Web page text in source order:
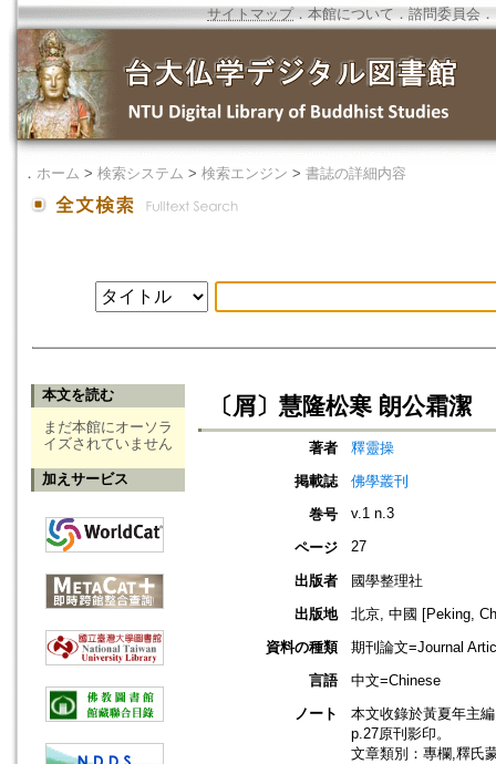
サイトマップ．本館について ． 諮問委員会 ．
． ホーム > 検索システム > 検索エンジン > 書誌の詳細内容
本文を読む
まだ本館にオーソラ
イズされていません
加えサービス
〔屑〕慧隆松寒 朗公霜潔
著者
釋靈操
掲載誌
佛學叢刊
巻号
v.1 n.3
ページ 27
出版者
國學整理社
出版地
北京, 中國 [Peking,
資料の種類
期刊論文=Journal
言語
中文=Chinese
ノート
本文收錄於黃夏年主
p.27原刊影印。
文章類別：專欄,釋氏